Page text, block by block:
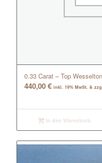
0.33 Carat – Top
440,00€ inkl. 19% MwSt. &
In den Warenkorb